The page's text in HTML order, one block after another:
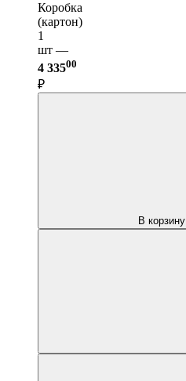
Коробка
(картон)
1
шт —
4 33500
₽
В корзину